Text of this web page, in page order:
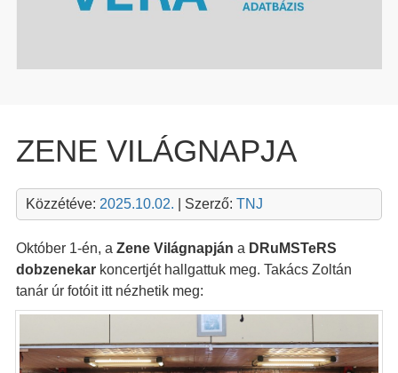
ZENE VILÁGNAPJA
Közzétéve: 2025.10.02. | Szerző: TNJ
Október 1-én, a Zene Világnapján a DRuMSTeRS
dobzenekar koncertjét hallgattuk meg. Takács Zoltán
tanár úr fotóit itt nézhetik meg: